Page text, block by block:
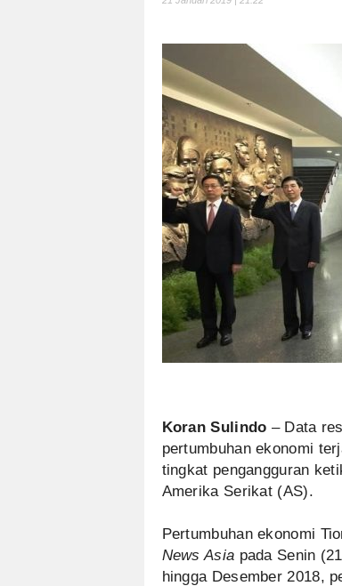
Koran Sulindo – Data
pertumbuhan ekonomi
tingkat pengangguran
Amerika Serikat (AS).
Pertumbuhan ekonomi
News Asia pada Senin
hingga Desember 2018,